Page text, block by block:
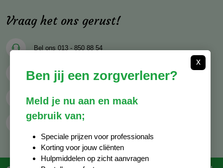
Vraag het ons gerust!
Bel ons 013 - 850 88 54
Mail onsinfo@decocare.nl
Whatsapp 06 - 81 38 59 03
x
Ben jij een zorgverlener?
Meld je nu aan en maak
gebruik van;
Speciale prijzen voor professionals
Korting voor jouw cliënten
Hulpmiddelen op zicht aanvragen